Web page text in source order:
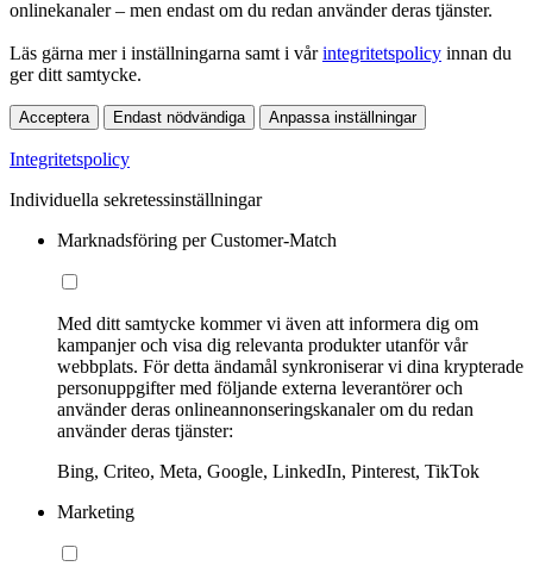
onlinekanaler – men endast om du redan använder deras tjänster.
Läs gärna mer i inställningarna samt i vårintegritetspolicy innan du
ger ditt samtycke.
Acceptera Endast nödvändiga Anpassa inställningar
Integritetspolicy
Individuella sekretessinställningar
Marknadsföring per Customer-Match
Med ditt samtycke kommer vi även att informera dig om
kampanjer och visa dig relevanta produkter utanför vår
webbplats. För detta ändamål synkroniserar vi dina krypterade
personuppgifter med följande externa leverantörer och
använder deras onlineannonseringskanaler om du redan
använder deras tjänster:
Bing, Criteo, Meta, Google, LinkedIn, Pinterest, TikTok
Marketing